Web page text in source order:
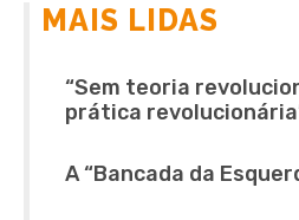
MAIS LIDAS
“Sem teoria
prática
A “Bancada da